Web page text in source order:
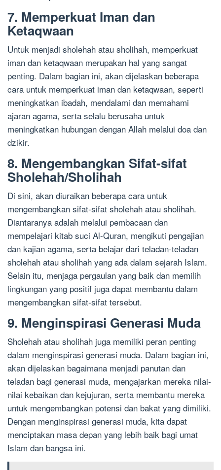
7. Memperkuat Iman dan
Ketaqwaan
Untuk menjadi sholehah atau sholihah, memperkuat
iman dan ketaqwaan merupakan hal yang sangat
penting. Dalam bagian ini, akan dijelaskan beberapa
cara untuk memperkuat iman dan ketaqwaan, seperti
meningkatkan ibadah, mendalami dan memahami
ajaran agama, serta selalu berusaha untuk
meningkatkan hubungan dengan Allah melalui doa dan
dzikir.
8. Mengembangkan Sifat-sifat
Sholehah/Sholihah
Di sini, akan diuraikan beberapa cara untuk
mengembangkan sifat-sifat sholehah atau sholihah.
Diantaranya adalah melalui pembacaan dan
mempelajari kitab suci Al-Quran, mengikuti pengajian
dan kajian agama, serta belajar dari teladan-teladan
sholehah atau sholihah yang ada dalam sejarah Islam.
Selain itu, menjaga pergaulan yang baik dan memilih
lingkungan yang positif juga dapat membantu dalam
mengembangkan sifat-sifat tersebut.
9. Menginspirasi Generasi Muda
Sholehah atau sholihah juga memiliki peran penting
dalam menginspirasi generasi muda. Dalam bagian ini,
akan dijelaskan bagaimana menjadi panutan dan
teladan bagi generasi muda, mengajarkan mereka nilai-
nilai kebaikan dan kejujuran, serta membantu mereka
untuk mengembangkan potensi dan bakat yang dimiliki.
Dengan menginspirasi generasi muda, kita dapat
menciptakan masa depan yang lebih baik bagi umat
Islam dan bangsa ini.